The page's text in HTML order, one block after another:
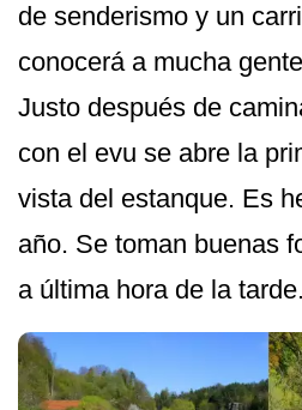
de senderismo y un
conocerá a mucha
Justo después de
con el evu se abre la
vista del estanque. Es
año. Se toman buenas
a última hora de la tarde.